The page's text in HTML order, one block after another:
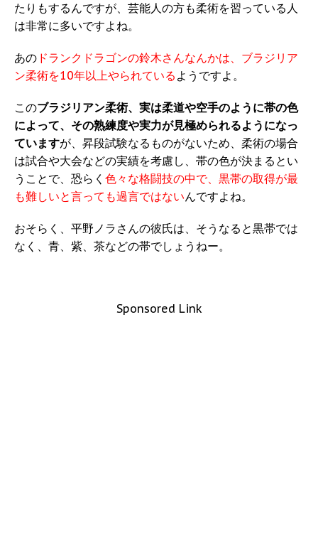
たりもするんですが、芸能人の方も柔術を習っている人
は非常に多いですよね。
あの ドランクドラゴンの鈴木さんなんかは、ブラジリア
ン柔術を10年以上やられている ようですよ。
このブラジリアン柔術、実は柔道や空手のように帯の色
によって、その熟練度や実力が見極められるようになっ
ていますが、昇段試験なるものがないため、柔術の場合
は試合や大会などの実績を考慮し、帯の色が決まるとい
うことで、恐らく 色々な格闘技の中で、黒帯の取得が最
も難しいと言っても過言ではないんですよね。
おそらく、平野ノラさんの彼氏は、そうなると黒帯では
なく、青、紫、茶などの帯でしょうねー。
Sponsored Link